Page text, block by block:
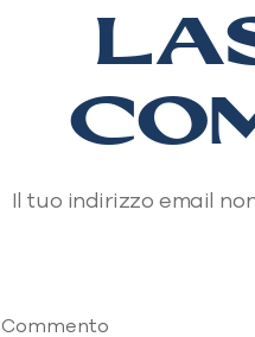
Il tuo indirizzo email
Commento